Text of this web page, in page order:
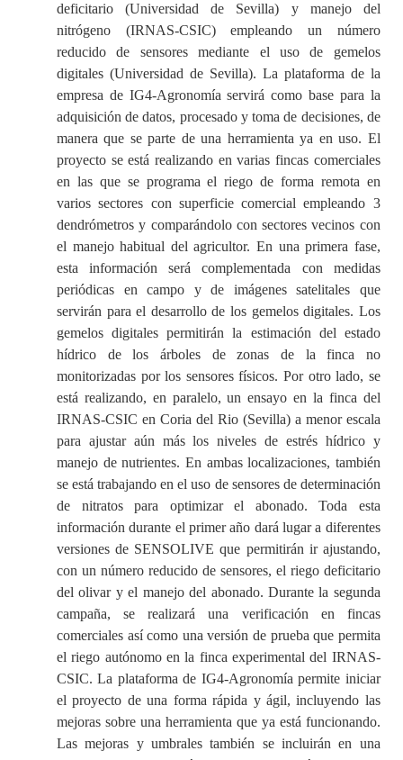
deficitario (Universidad de Sevilla) y manejo del
nitrógeno (IRNAS-CSIC) empleando un número
reducido de sensores mediante el uso de gemelos
digitales (Universidad de Sevilla). La plataforma de la
empresa de IG4-Agronomía servirá como base para la
adquisición de datos, procesado y toma de decisiones, de
manera que se parte de una herramienta ya en uso. El
proyecto se está realizando en varias fincas comerciales
en las que se programa el riego de forma remota en
varios sectores con superficie comercial empleando 3
dendrómetros y comparándolo con sectores vecinos con
el manejo habitual del agricultor. En una primera fase,
esta información será complementada con medidas
periódicas en campo y de imágenes satelitales que
servirán para el desarrollo de los gemelos digitales. Los
gemelos digitales permitirán la estimación del estado
hídrico de los árboles de zonas de la finca no
monitorizadas por los sensores físicos. Por otro lado, se
está realizando, en paralelo, un ensayo en la finca del
IRNAS-CSIC en Coria del Rio (Sevilla) a menor escala
para ajustar aún más los niveles de estrés hídrico y
manejo de nutrientes. En ambas localizaciones, también
se está trabajando en el uso de sensores de determinación
de nitratos para optimizar el abonado. Toda esta
información durante el primer año dará lugar a diferentes
versiones de SENSOLIVE que permitirán ir ajustando,
con un número reducido de sensores, el riego deficitario
del olivar y el manejo del abonado. Durante la segunda
campaña, se realizará una verificación en fincas
comerciales así como una versión de prueba que permita
el riego autónomo en la finca experimental del IRNAS-
CSIC. La plataforma de IG4-Agronomía permite iniciar
el proyecto de una forma rápida y ágil, incluyendo las
mejoras sobre una herramienta que ya está funcionando.
Las mejoras y umbrales también se incluirán en una